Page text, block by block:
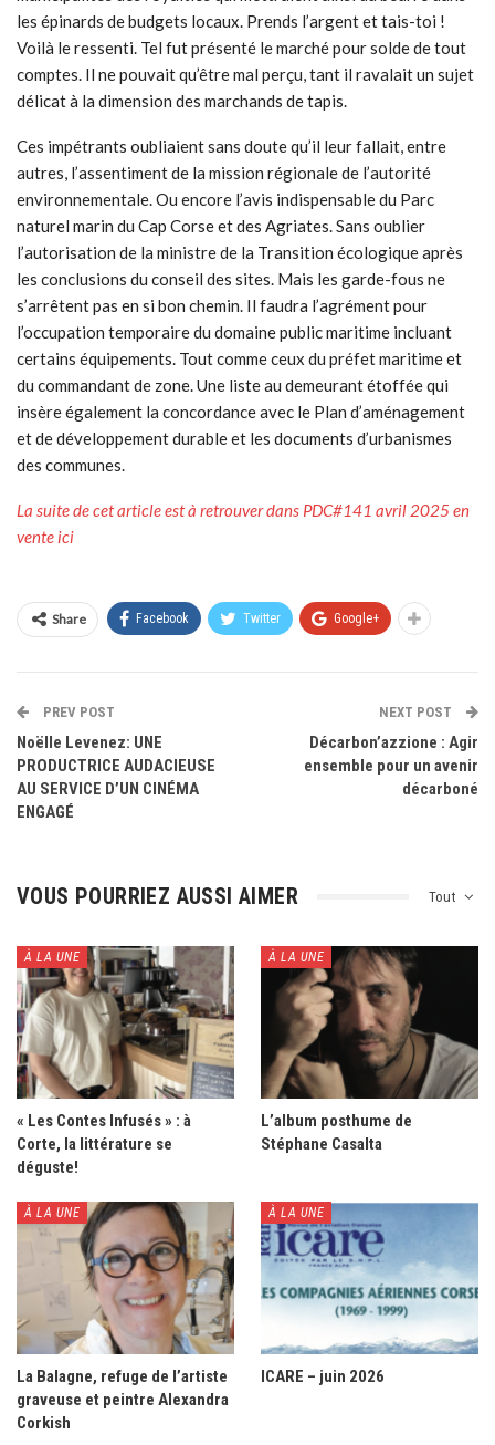
les épinards de budgets locaux. Prends l’argent et tais-toi !
Voilà le ressenti. Tel fut présenté le marché pour solde de tout
comptes. Il ne pouvait qu’être mal perçu, tant il ravalait un sujet
délicat à la dimension des marchands de tapis.
Ces impétrants oubliaient sans doute qu’il leur fallait, entre
autres, l’assentiment de la mission régionale de l’autorité
environnementale. Ou encore l’avis indispensable du Parc
naturel marin du Cap Corse et des Agriates. Sans oublier
l’autorisation de la ministre de la Transition écologique après
les conclusions du conseil des sites. Mais les garde-fous ne
s’arrêtent pas en si bon chemin. Il faudra l’agrément pour
l’occupation temporaire du domaine public maritime incluant
certains équipements. Tout comme ceux du préfet maritime et
du commandant de zone. Une liste au demeurant étoffée qui
insère également la concordance avec le Plan d’aménagement
et de développement durable et les documents d’urbanismes
des communes.
La suite de cet article est à retrouver dans PDC#141 avril 2025 en
vente ici
Share Facebook Twitter Google+
PREV POST
Noëlle Levenez: UNE
PRODUCTRICE AUDACIEUSE
AU SERVICE D’UN CINÉMA
ENGAGÉ
NEXT POST
Décarbon’azzione : Agir
ensemble pour un avenir
décarboné
Tout
VOUS POURRIEZ AUSSI AIMER
À LA UNE
« Les Contes Infusés » : à
Corte, la littérature se
déguste!
À LA UNE
L’album posthume de
Stéphane Casalta
À LA UNE
La Balagne, refuge de l’artiste
graveuse et peintre Alexandra
Corkish
À LA UNE
ICARE – juin 2026